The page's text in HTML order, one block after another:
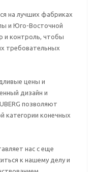
на лучших фабриках
и Юго-Восточной
и контроль, чтобы
требовательных
цены и
дизайн и
позволяют
категории конечных
нас с еще
к нашему делу и